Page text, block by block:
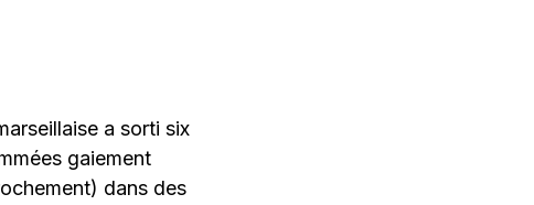
a sorti six
gaiement
dans des